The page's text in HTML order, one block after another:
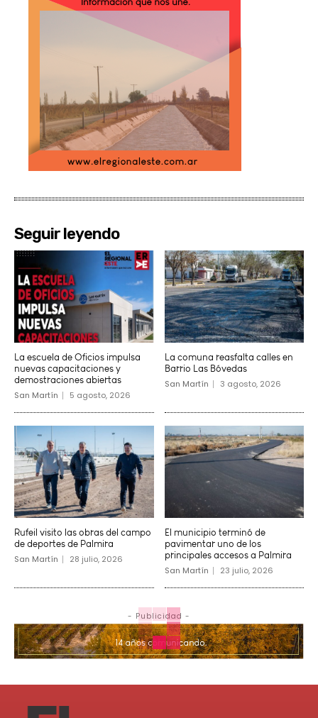
Seguir leyendo
La escuela de Oficios impulsa
nuevas capacitaciones y
demostraciones abiertas
San Martín 5 agosto, 2026
La comuna reasfalta calles en
Barrio Las Bóvedas
San Martín 3 agosto, 2026
Rufeil visito las obras del campo
de deportes de Palmira
San Martín 28 julio, 2026
El municipio terminó de
pavimentar uno de los
principales accesos a Palmira
San Martín 23 julio, 2026
- Publicidad -